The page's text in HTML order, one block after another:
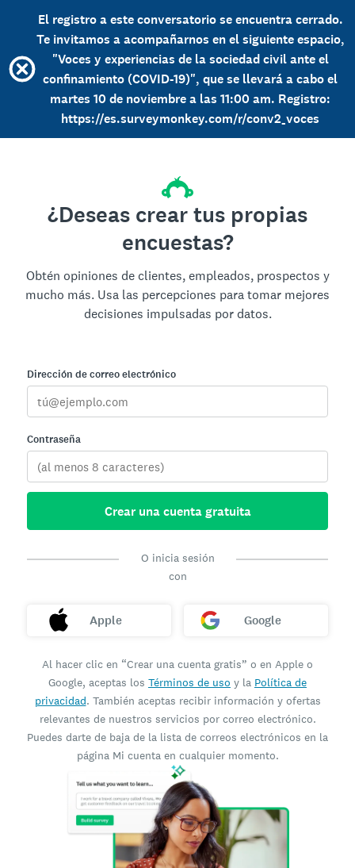
El registro a este conversatorio se encuentra cerrado.
Te invitamos a acompañarnos en el siguiente espacio,
"Voces y experiencias de la sociedad civil ante el
confinamiento (COVID-19)", que se llevará a cabo el
martes 10 de noviembre a las 11:00 am. Registro:
https://es.surveymonkey.com/r/conv2_voces
¿Deseas crear tus propias
encuestas?
Obtén opiniones de clientes, empleados, prospectos y
mucho más. Usa las percepciones para tomar mejores
decisiones impulsadas por datos.
Dirección de correo electrónico
Contraseña
Crear una cuenta gratuita
O inicia sesión
con
Apple Google
Al hacer clic en “Crear una cuenta gratis” o en Apple o
Google, aceptas los Términos de uso y la Política de
privacidad. También aceptas recibir información y ofertas
relevantes de nuestros servicios por correo electrónico.
Puedes darte de baja de la lista de correos electrónicos en la
página Mi cuenta en cualquier momento.